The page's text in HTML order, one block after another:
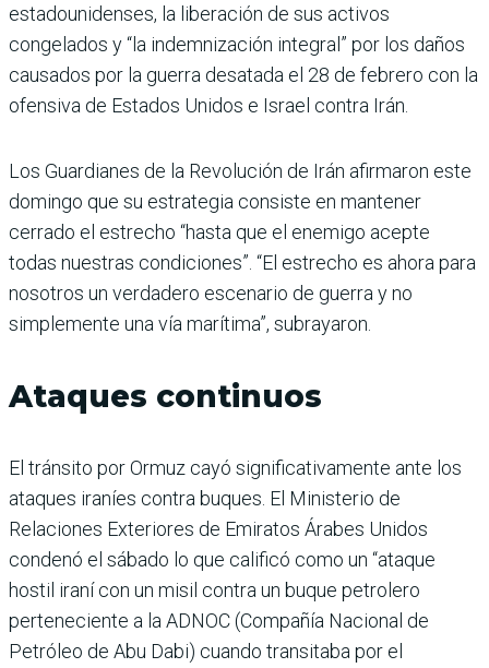
estadounidenses, la liberación de sus activos
congelados y “la indemnización integral” por los daños
causados por la guerra desatada el 28 de febrero con la
ofensiva de Estados Unidos e Israel contra Irán.
Los Guardianes de la Revolución de Irán afirmaron este
domingo que su estrategia consiste en mantener
cerrado el estrecho “hasta que el enemigo acepte
todas nuestras condiciones”. “El estrecho es ahora para
nosotros un verdadero escenario de guerra y no
simplemente una vía marítima”, subrayaron.
Ataques continuos
El tránsito por Ormuz cayó significativamente ante los
ataques iraníes contra buques. El Ministerio de
Relaciones Exteriores de Emiratos Árabes Unidos
condenó el sábado lo que calificó como un “ataque
hostil iraní con un misil contra un buque petrolero
perteneciente a la ADNOC (Compañía Nacional de
Petróleo de Abu Dabi) cuando transitaba por el